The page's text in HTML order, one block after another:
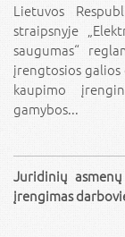
Lietuvos
straipsnyje
saugumas“
įrengtosios
kaupimo
gamybos...
Juridinių
įrengimas